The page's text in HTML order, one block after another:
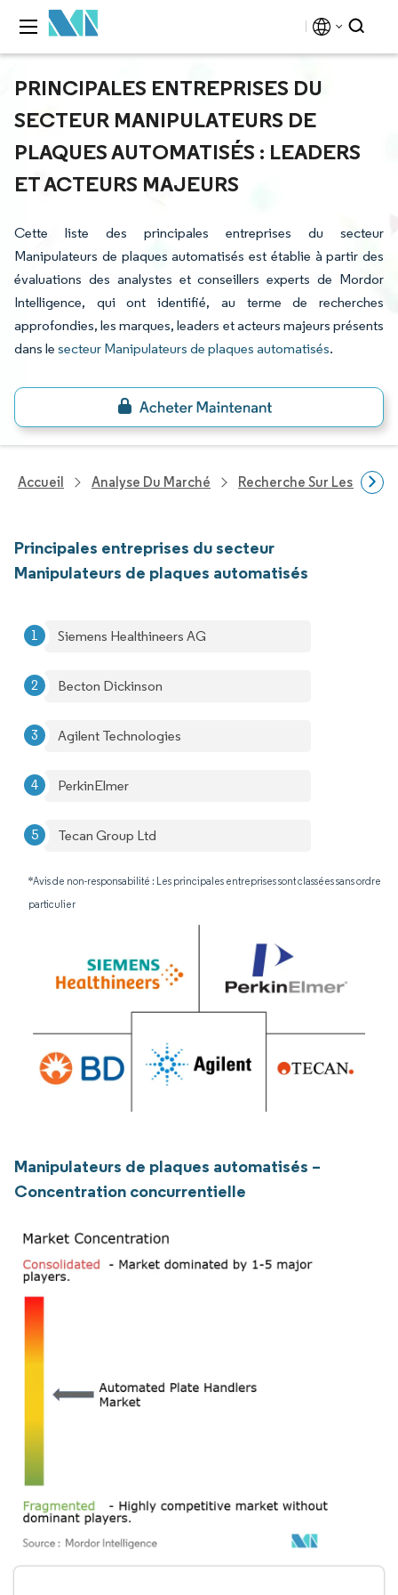
PRINCIPALES ENTREPRISES DU
SECTEUR MANIPULATEURS DE
PLAQUES AUTOMATISÉS : LEADERS
ET ACTEURS MAJEURS
Cette liste des principales entreprises du secteur
Manipulateurs de plaques automatisés est établie à partir des
évaluations des analystes et conseillers experts de Mordor
Intelligence, qui ont identifié, au terme de recherches
approfondies, les marques, leaders et acteurs majeurs présents
dans le secteur Manipulateurs de plaques automatisés.
Accueil Analyse Du Marché Recherche Sur Les
Principales entreprises du secteur
Manipulateurs de plaques automatisés
Siemens Healthineers AG
Becton Dickinson
Agilent Technologies
PerkinElmer
Tecan Group Ltd
*Avis de non-responsabilité : Les principales entreprises sont classées sans ordre
particulier
Manipulateurs de plaques automatisés –
Concentration concurrentielle